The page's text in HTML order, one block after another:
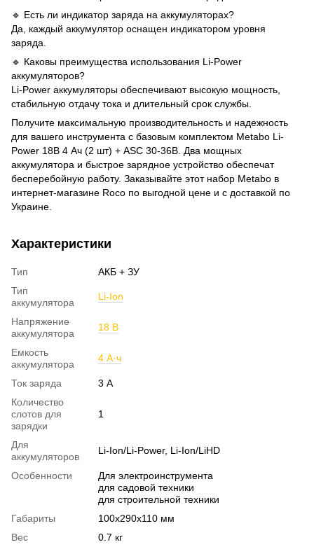
🔹 Есть ли индикатор заряда на аккумуляторах?
Да, каждый аккумулятор оснащен индикатором уровня
заряда.
🔹 Каковы преимущества использования Li-Power
аккумуляторов?
Li-Power аккумуляторы обеспечивают высокую мощность,
стабильную отдачу тока и длительный срок службы.
Получите максимальную производительность и надежность
для вашего инструмента с базовым комплектом Metabo Li-
Power 18В 4 Ач (2 шт) + ASC 30-36В. Два мощных
аккумулятора и быстрое зарядное устройство обеспечат
бесперебойную работу. Заказывайте этот набор Metabo в
интернет-магазине Roco по выгодной цене и с доставкой по
Украине.
Характеристики
Тип
АКБ + ЗУ
Тип
аккумулятора
Li-Ion
Напряжение
аккумулятора
18 В
Емкость
аккумулятора
4 А·ч
Ток заряда
3 А
Количество
слотов для
зарядки
1
Для
аккумуляторов
Li-Ion/Li-Power, Li-Ion/LiHD
Особенности
Для электроинструмента
для садовой техники
для строительной техники
Габариты
100x290х110 мм
Вес
0.7 кг